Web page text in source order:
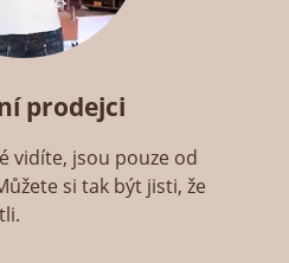
prodejci
vidíte, jsou pouze od
si tak být jisti, že